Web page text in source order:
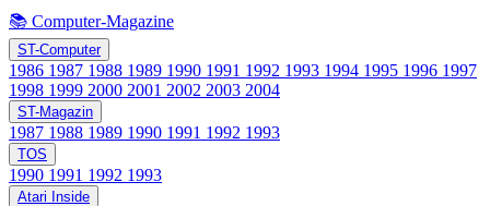
📚 Computer-Magazine
ST-Computer
1986 1987 1988 1989 1990 1991 1992 1993 1994 1995 1996 1997
1998 1999 2000 2001 2002 2003 2004
ST-Magazin
1987 1988 1989 1990 1991 1992 1993
TOS
1990 1991 1992 1993
Atari Inside